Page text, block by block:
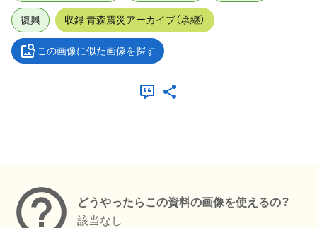
復興 収録:青森震災アーカイブ（承継）
この画像に似た画像を探す
どうやったらこの資料の画像を使えるの？
該当なし